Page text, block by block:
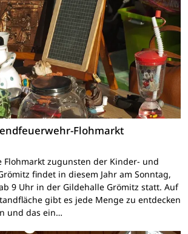
Flohmarkt
Flohmarkt zugunsten der Kinder- und
findet in diesem Jahr am Sonntag,
9 Uhr in der Gildehalle Grömitz statt. Auf
gibt es jede Menge zu entdecken
und das ein…